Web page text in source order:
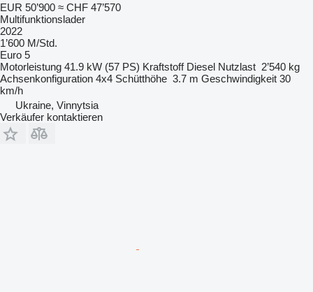
EUR 50’900 ≈ CHF 47’570
Multifunktionslader
2022
1’600 M/Std.
Euro 5
Motorleistung 41.9 kW (57 PS) Kraftstoff Diesel Nutzlast 2’540 kg
Achsenkonfiguration 4x4 Schütthöhe 3.7 m Geschwindigkeit 30
km/h
Ukraine, Vinnytsia
Verkäufer kontaktieren